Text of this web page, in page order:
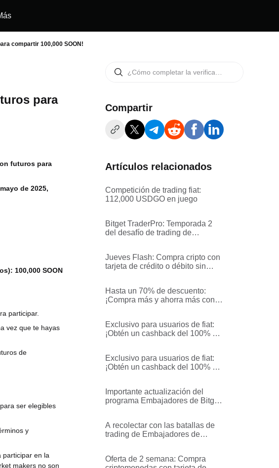
compartir 100,000 SOON!
para
futuros para
de 2025,
100,000 SOON
participar.
vez que te hayas
de
ser elegibles
y
participar en la
makers no son
Compartir
Artículos relacionados
Competición de trading fiat:
112,000 USDGO en juego
Bitget TraderPro: Temporada 2
del desafío de trading de
Jueves Flash: Compra cripto con
tarjeta de crédito o débito sin
Hasta un 70% de descuento:
¡Compra más y ahorra más con tu
Exclusivo para usuarios de fiat:
¡Obtén un cashback del 100% de
Exclusivo para usuarios de fiat:
¡Obtén un cashback del 100% de
Importante actualización del
programa Embajadores de Bitget:
en criptomonedas
A recolectar con las batallas de
trading de Embajadores de
semana (Semana 1)
Oferta de 2 semana: Compra